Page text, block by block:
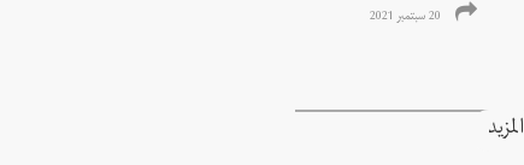
20 سبتمبر 2021
المزيد